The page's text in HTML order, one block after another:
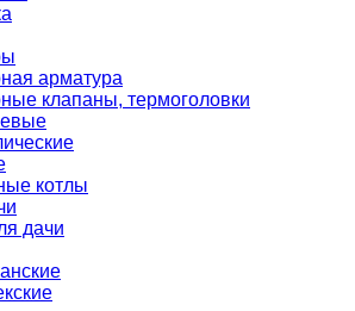
арматура
клапаны, термоголовки
котлы
дачи